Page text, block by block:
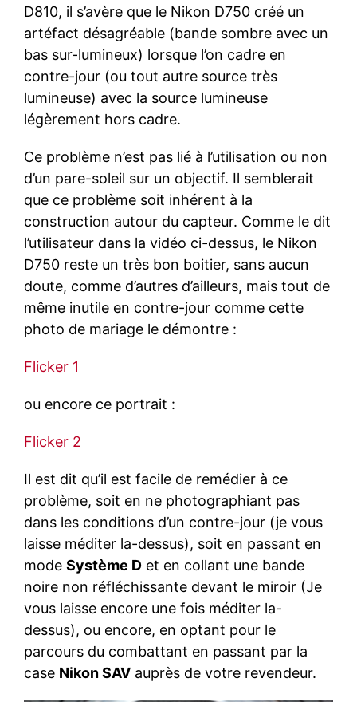
D810, il s’avère que le Nikon D750 créé un
artéfact désagréable (bande sombre avec un
bas sur-lumineux) lorsque l’on cadre en
contre-jour (ou tout autre source très
lumineuse) avec la source lumineuse
légèrement hors cadre.
Ce problème n’est pas lié à l’utilisation ou non
d’un pare-soleil sur un objectif. Il semblerait
que ce problème soit inhérent à la
construction autour du capteur. Comme le dit
l’utilisateur dans la vidéo ci-dessus, le Nikon
D750 reste un très bon boitier, sans aucun
doute, comme d’autres d’ailleurs, mais tout de
même inutile en contre-jour comme cette
photo de mariage le démontre :
Flicker 1
ou encore ce portrait :
Flicker 2
Il est dit qu’il est facile de remédier à ce
problème, soit en ne photographiant pas
dans les conditions d’un contre-jour (je vous
laisse méditer la-dessus), soit en passant en
mode Système D et en collant une bande
noire non réfléchissante devant le miroir (Je
vous laisse encore une fois méditer la-
dessus), ou encore, en optant pour le
parcours du combattant en passant par la
case Nikon SAV auprès de votre revendeur.